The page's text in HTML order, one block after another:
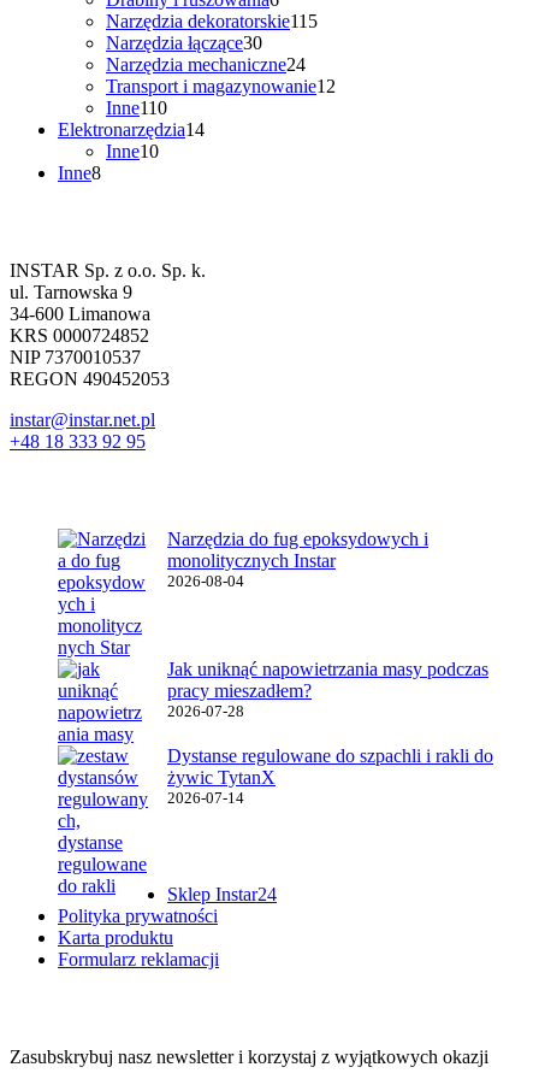
produktów
Narzędzia dekoratorskie115115
Narzędzia łączące3030
produktów
Narzędzia mechaniczne2424
produkty
Transport i magazynowanie12
Inne110110
produktów
Elektronarzędzia1414
Inne1010
Inne88
INSTAR Sp. z o.o. Sp. k.
ul. Tarnowska 9
34-600 Limanowa
KRS 0000724852
NIP 7370010537
REGON 490452053
instar@instar.net.pl
+48 18 333 92 95
Narzędzia do fug epoksydowych i
monolitycznych Instar
2026-08-04
Jak uniknąć napowietrzania masy podczas
pracy mieszadłem?
2026-07-28
Dystanse regulowane do szpachli i rakli do
żywic TytanX
2026-07-14
Sklep Instar24
Polityka prywatności
Karta produktu
Formularz reklamacji
Zasubskrybuj nasz newsletter i korzystaj z wyjątkowych okazji